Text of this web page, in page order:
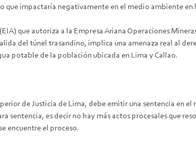
que impactaría negativamente en el medio ambiente en
que autoriza a la Empresa Ariana Operaciones
del túnel trasandino, implica una amenaza real al
potable de la población ubicada en Lima y Callao.
de Justicia de Lima, debe emitir una sentencia en el
sentencia, es decir no hay más actos procesales que
encuentre el proceso.